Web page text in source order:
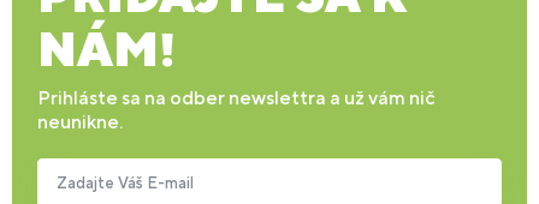
NÁM!
Prihláste sa na odber newslettra a už vám nič
neunikne.
Zadajte Váš E-mail